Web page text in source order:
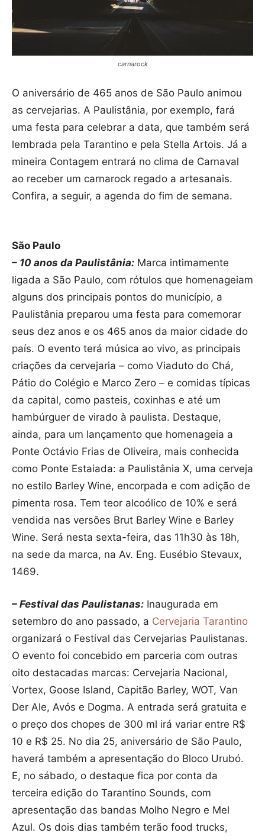
carnarock
O aniversário de 465 anos de São Paulo animou
as cervejarias. A Paulistânia, por exemplo, fará
uma festa para celebrar a data, que também será
lembrada pela Tarantino e pela Stella Artois. Já a
mineira Contagem entrará no clima de Carnaval
ao receber um carnarock regado a artesanais.
Confira, a seguir, a agenda do fim de semana.
São Paulo
– 10 anos da Paulistânia: Marca intimamente
ligada a São Paulo, com rótulos que homenageiam
alguns dos principais pontos do município, a
Paulistânia preparou uma festa para comemorar
seus dez anos e os 465 anos da maior cidade do
país. O evento terá música ao vivo, as principais
criações da cervejaria – como Viaduto do Chá,
Pátio do Colégio e Marco Zero – e comidas típicas
da capital, como pasteis, coxinhas e até um
hambúrguer de virado à paulista. Destaque,
ainda, para um lançamento que homenageia a
Ponte Octávio Frias de Oliveira, mais conhecida
como Ponte Estaiada: a Paulistânia X, uma cerveja
no estilo Barley Wine, encorpada e com adição de
pimenta rosa. Tem teor alcoólico de 10% e será
vendida nas versões Brut Barley Wine e Barley
Wine. Será nesta sexta-feira, das 11h30 às 18h,
na sede da marca, na Av. Eng. Eusébio Stevaux,
1469.
– Festival das Paulistanas: Inaugurada em
setembro do ano passado, a Cervejaria Tarantino
organizará o Festival das Cervejarias Paulistanas.
O evento foi concebido em parceria com outras
oito destacadas marcas: Cervejaria Nacional,
Vortex, Goose Island, Capitão Barley, WOT, Van
Der Ale, Avós e Dogma. A entrada será gratuita e
o preço dos chopes de 300 ml irá variar entre R$
10 e R$ 25. No dia 25, aniversário de São Paulo,
haverá também a apresentação do Bloco Urubó.
E, no sábado, o destaque fica por conta da
terceira edição do Tarantino Sounds, com
apresentação das bandas Molho Negro e Mel
Azul. Os dois dias também terão food trucks,